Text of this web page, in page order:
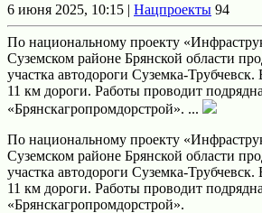
6 июня 2025, 10:15 | Нацпроекты 94
По национальному проекту
Суземском районе Брянской области
участка автодороги Суземка-Трубчевск.
11 км дороги. Работы проводит
«Брянскагропромдорстрой». ...
По национальному проекту
Суземском районе Брянской области
участка автодороги Суземка-Трубчевск.
11 км дороги. Работы проводит
«Брянскагропромдорстрой».